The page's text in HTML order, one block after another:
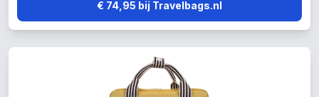
€ 74,95 bij Travelbags.nl